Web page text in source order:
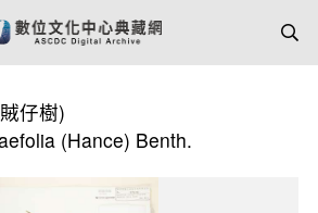
仔樹)
(Hance) Benth.